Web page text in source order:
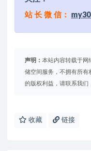
站 长 微 信：
声明： 本站内容转载于网
储空间服务，不拥有所有
的版权利益，请联系我们
收藏 链接